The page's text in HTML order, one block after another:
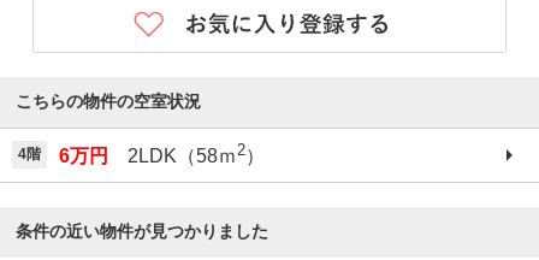
こちらの物件の空室状況
4階 6万円 2LDK（58ｍ2）
条件の近い物件が見つかりました